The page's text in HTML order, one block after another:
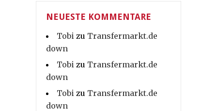
NEUESTE KOMMENTARE
Tobi zu Transfermarkt.de
down
Tobi zu Transfermarkt.de
down
Tobi zu Transfermarkt.de
down